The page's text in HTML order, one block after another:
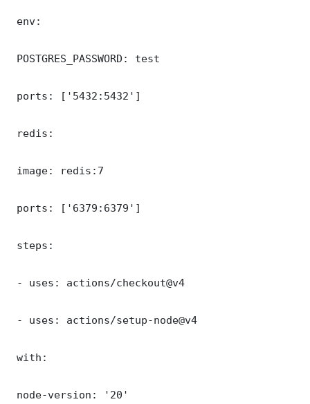
env:
POSTGRES_PASSWORD: test
ports: ['5432:5432']
redis:
image: redis:7
ports: ['6379:6379']
steps:
- uses: actions/checkout@v4
- uses: actions/setup-node@v4
with:
node-version: '20'